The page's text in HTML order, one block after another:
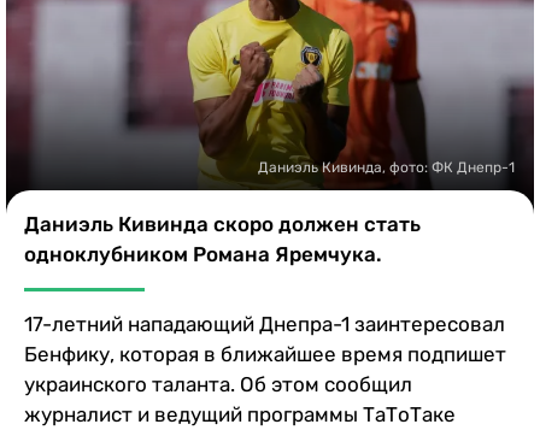
Даниэль Кивинда, фото: ФК Днепр-1
Даниэль Кивинда скоро должен стать
одноклубником Романа Яремчука.
17-летний нападающий Днепра-1 заинтересовал
Бенфику, которая в ближайшее время подпишет
украинского таланта. Об этом сообщил
журналист и ведущий программы ТаТоТаке